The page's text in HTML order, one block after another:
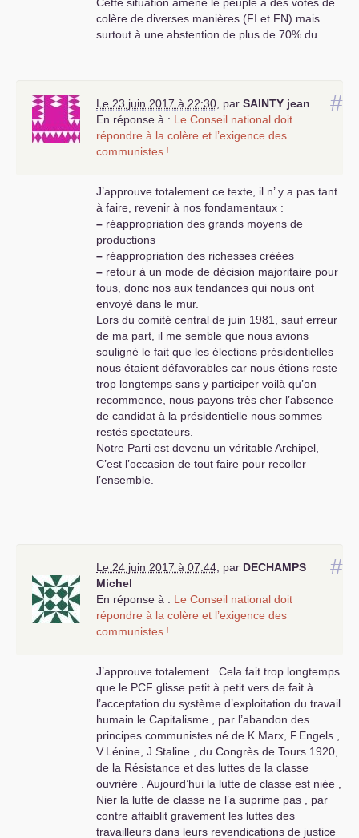
colère de diverses manières (FI et FN) mais
surtout à une abstention de plus de 70% du
quartiers bourgeois (Neuilly-16
etc ...) le
démontrent .
Macron avec 7 millions d’électeurs et 15% des
inscrits va gouverner sans aucune base sociale
concurrence de l’économie asiatique en plein
essor . Les quelques centaines de députés
bidons macronistes n’ont aucun ancrage dans la
réalité sociale du pays et donc ne pourront pas
faire passer idéologiquement et pratiquement
les lois antisociales sur le travail , la retraite , les
services publics hospitaliers et territoriaux ,
l’éducation nationale et même la sécurité . Ce
pouvoir manque de « porteurs d’eau » pour faire
boire la tasse au petit peuple .
Donc notre parti , s’il s’oriente enfin sur une
ligne révolutionnaire de lutte de classes sans
compromis , peut redevenir un outil très utile
pour ce peuple désorienté et en colère . «La
France en Commun» duPCF ou « L’Avenir en
commun» deFIne sont pas des programmes
révolutionnaires permettant d’ouvrir la voie à la
société communiste plus que jamais nécessaire
aujourd’hui . L’alternative à proposer au peuple
les domaines de la vie sociale , culturelle et
économique . La Faucille et le Marteau , le
drapeau rouge , l’internationale ne sont pas
désuets . Au contraire ils sont des symboles
révolutionnaires pour mobiliser la classe
Sur une base de classe retrouvée nous pouvons
réunir tous les communistes dispersés en
diverses chapelles idéologiques et actionner la
révolte populaire qui n’attend que çà .
Le mouvement historique en cours s’accélère
comme en 1789 et il ne faut pas louper ce
moment qui doit renverser le capitalisme en fin
de vie catastrophique . Les intellectuels qui
analysent dans l’huma la situation restent trop
dans le «pourquoi » et non pas dans la
#
Le 23 juin 2017 à 22:30 par SAINTY jean
En réponse à : Le Conseil national doit
répondre à la colère et l’exigence des
communistes !
J’approuve totalement ce texte, il n’ y a pas tant
à faire, revenir à nos fondamentaux :
– réappropriation des grands moyens de
productions
– réappropriation des richesses créées
– retour à un mode de décision majoritaire pour
tous, donc nos aux tendances qui nous ont
envoyé dans le mur.
Lors du comité central de juin 1981, sauf erreur
de ma part, il me semble que nous avions
souligné le fait que les élections présidentielles
nous étaient défavorables car nous étions reste
trop longtemps sans y participer voilà qu’on
recommence, nous payons très cher l’absence
de candidat à la présidentielle nous sommes
restés spectateurs.
Notre Parti est devenu un véritable Archipel,
C’est l’occasion de tout faire pour recoller
l’ensemble.
#
Le 24 juin 2017 à 07:44 par DECHAMPS
Michel
En réponse à : Le Conseil national doit
répondre à la colère et l’exigence des
communistes !
J’approuve totalement . Cela fait trop longtemps
que le PCF glisse petit à petit vers de fait à
l’acceptation du système d’exploitation du travail
humain le Capitalisme , par l’abandon des
principes communistes né de K.Marx, F.Engels ,
V.Lénine, J.Staline , du Congrès de Tours 1920,
de la Résistance et des luttes de la classe
ouvrière . Aujourd’hui la lutte de classe est niée ,
Nier la lutte de classe ne l’a suprime pas , par
contre affaiblit gravement les luttes des
travailleurs dans leurs revendications de justice